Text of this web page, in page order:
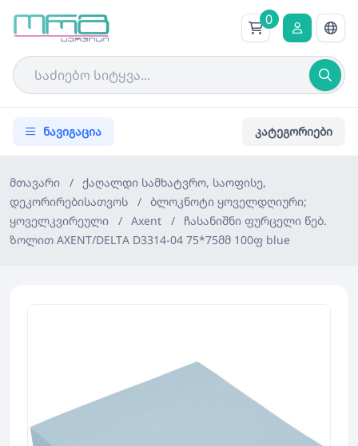
0
ნავიგაცია კატეგორიები
მთავარი /
ქაღალდი სამხატვრო, საოფისე,
დეკორირებისათვოს
/
ბლოკნოტი ყოველდღიური;
ყოველკვირეული
/ Axent /
ჩასანიშნი ფურცელი წებ.
ზოლით AXENT/DELTA D3314-04 75*75მმ 100ფ blue